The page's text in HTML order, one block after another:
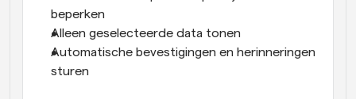
beperken
Alleen geselecteerde data tonen
Automatische bevestigingen en herinneringen
sturen